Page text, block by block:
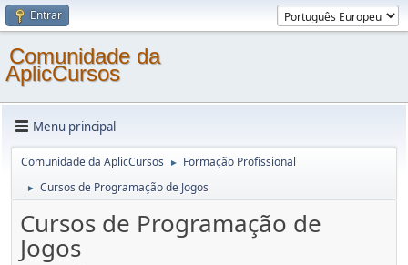
Entrar
Comunidade da
AplicCursos
Menu principal
Comunidade da AplicCursos ► Formação Profissional
► Cursos de Programação de Jogos
Cursos de Programação de
Jogos